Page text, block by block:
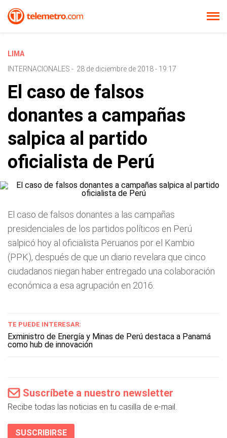
LIMA
INTERNACIONALES - 28 de diciembre de 2018 - 19:17
El caso de falsos
donantes a campañas
salpica al partido
oficialista de Perú
El caso de falsos donantes a las campañas
presidenciales de los partidos políticos en Perú
salpicó hoy al oficialista Peruanos por el Kambio
(PPK), después de que un diario revelara que cinco
ciudadanos niegan haber entregado una colaboración
económica a esa agrupación en 2016.
TE PUEDE INTERESAR:
Exministro de Energía y Minas de Perú destaca a Panamá
como hub de innovación
Suscríbete a nuestro newsletter
Recibe todas las noticias en tu casilla de e-mail.
SUSCRIBIRSE